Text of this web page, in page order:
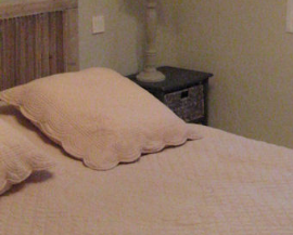
EN SAVOIR PLUS